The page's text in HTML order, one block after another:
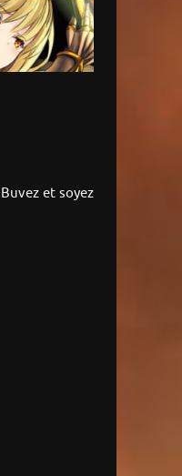
et soyez